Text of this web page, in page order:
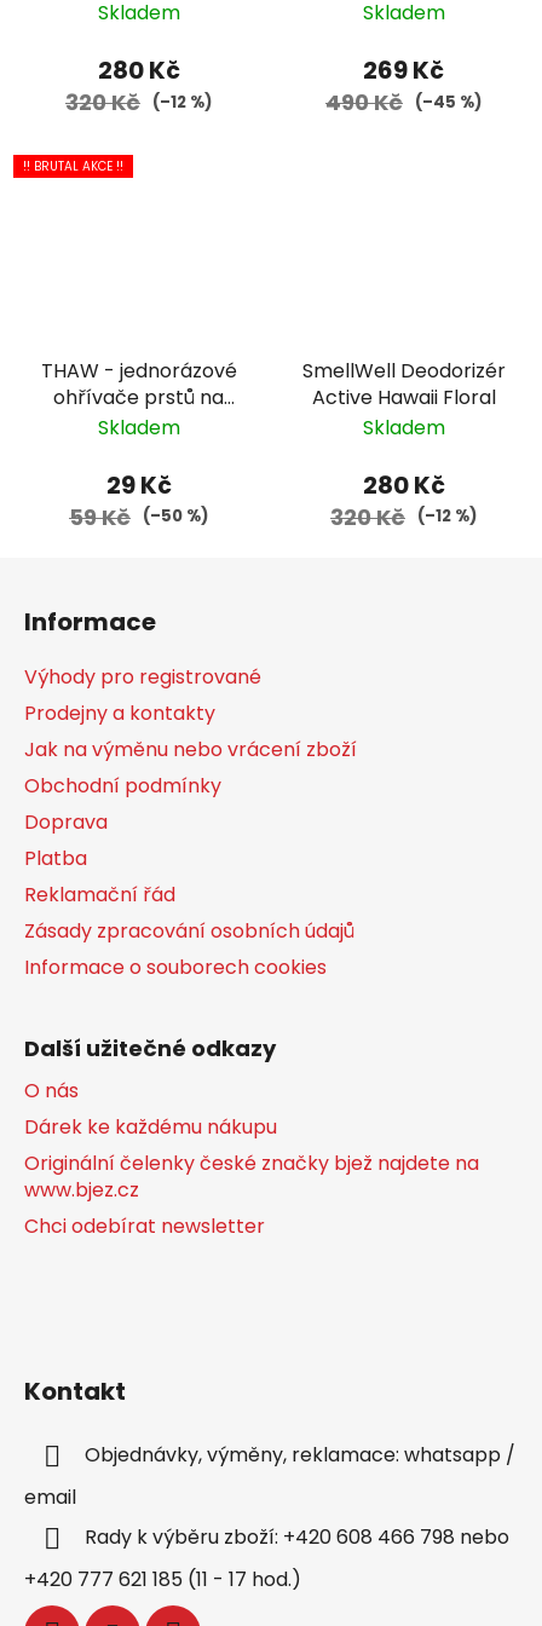
modrý
Skladem
280 Kč
320 Kč (–12 %)
Skladem
269 Kč
490 Kč (–45 %)
!! BRUTAL AKCE !!
THAW - jednorázové
ohřívače prstů na
nohou - 2 ks
Skladem
29 Kč
59 Kč (–50 %)
SmellWell Deodorizér
Active Hawaii Floral
Skladem
280 Kč
320 Kč (–12 %)
Informace
Výhody pro registrované
Prodejny a kontakty
Jak na výměnu nebo vrácení zboží
Obchodní podmínky
Doprava
Platba
Reklamační řád
Zásady zpracování osobních údajů
Informace o souborech cookies
Další užitečné odkazy
O nás
Dárek ke každému nákupu
Originální čelenky české značky bjež najdete na
www.bjez.cz
Chci odebírat newsletter
Kontakt
Objednávky, výměny, reklamace: whatsapp /
email
Rady k výběru zboží: +420 608 466 798 nebo
+420 777 621 185 (11 - 17 hod.)